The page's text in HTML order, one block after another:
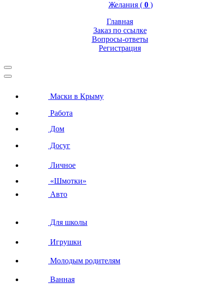
Желания ( 0 )
Главная
Заказ по ссылке
Вопросы-ответы
Регистрация
Маски в Крыму
Работа
Дом
Досуг
Личное
«Шмотки»
Авто
Для школы
Игрушки
Молодым родителям
Ванная